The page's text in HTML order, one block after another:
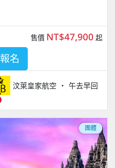
汶萊皇家航空 午去早回
售價 NT$47,900 起
報名
團體